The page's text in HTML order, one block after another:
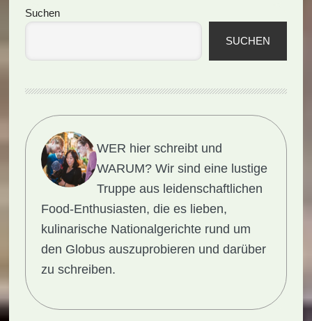
Seitenspalte
Suchen
SUCHEN
WER hier schreibt und
WARUM? Wir sind eine lustige
Truppe aus leidenschaftlichen
Food-Enthusiasten, die es lieben,
kulinarische Nationalgerichte rund um
den Globus auszuprobieren und darüber
zu schreiben.